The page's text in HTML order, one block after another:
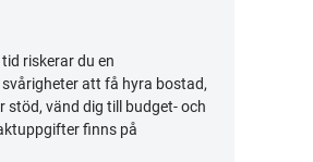
riskerar du en
att få hyra bostad,
stöd, vänd dig till budget- och
finns på